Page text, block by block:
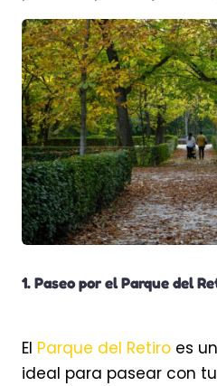
1. Paseo por el Parque del
El Parque del Retiro es
ideal para pasear con